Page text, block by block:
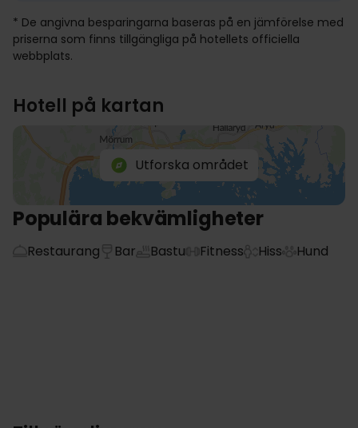
* De angivna besparingarna baseras på en jämförelse med
priserna som finns tillgängliga på hotellets officiella
webbplats.
Hotell på kartan
Utforska området
Populära bekvämligheter
Restaurang Bar Bastu Fitness Hiss Hund